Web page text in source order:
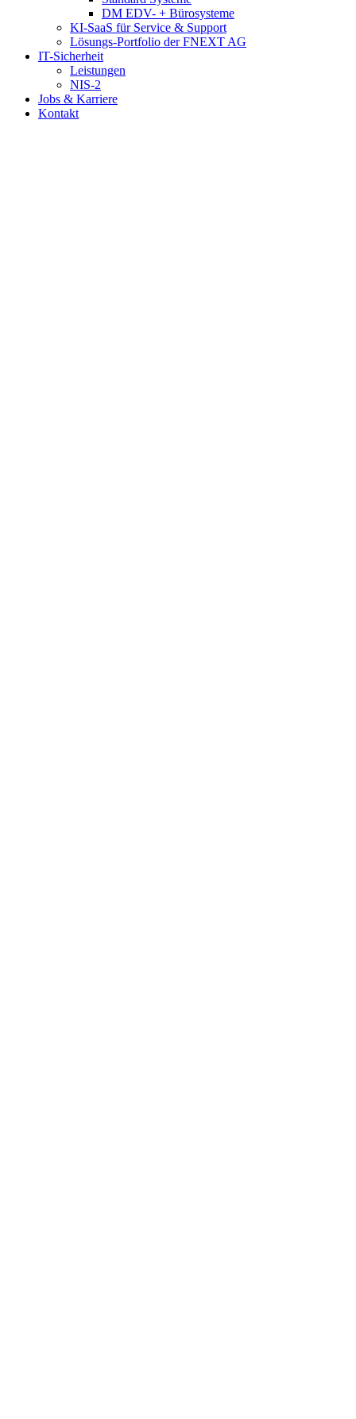
DM EDV- + Bürosysteme
KI-SaaS für Service & Support
Lösungs-Portfolio der FNEXT AG
IT-Sicherheit
Leistungen
NIS-2
Jobs & Karriere
Kontakt